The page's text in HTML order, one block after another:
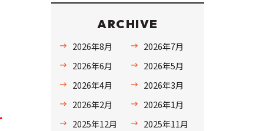
ARCHIVE
2026年8月
2026年7月
2026年6月
2026年5月
2026年4月
2026年3月
2026年2月
2026年1月
2025年12月
2025年11月